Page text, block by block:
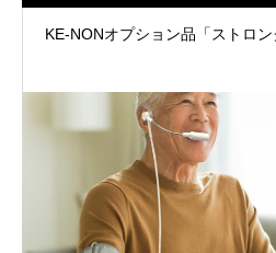
KE-NONオプション品「ストロン